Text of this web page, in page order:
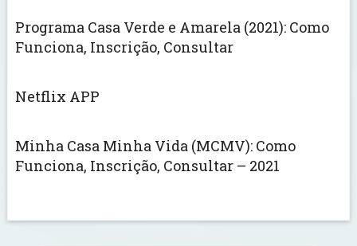
Programa Casa Verde e Amarela (2021): Como
Funciona, Inscrição, Consultar
Netflix APP
Minha Casa Minha Vida (MCMV): Como
Funciona, Inscrição, Consultar – 2021